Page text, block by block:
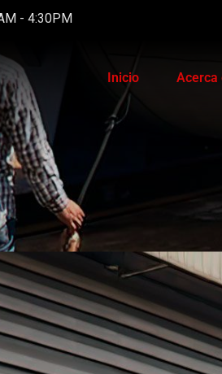
- 4:30PM
Inicio Acerca